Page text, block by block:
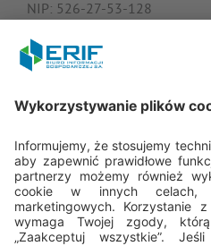
NIP: 526-27-53-128
REGON: 015613573
22 594 25 15
pon. - pt.: 8.00 - 16.00